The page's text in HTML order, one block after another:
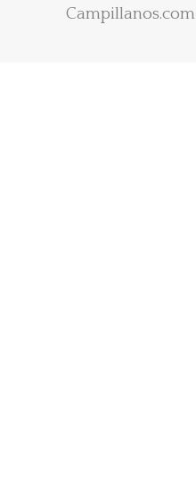
Campillanos.com